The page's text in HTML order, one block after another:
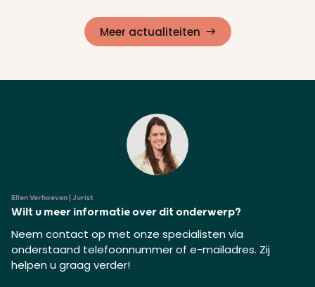
Meer actualiteiten
Ellen Verhoeven | Jurist
Wilt u meer informatie over dit onderwerp?
Neem contact op met onze specialisten via
onderstaand telefoonnummer of e-mailadres. Zij
helpen u graag verder!